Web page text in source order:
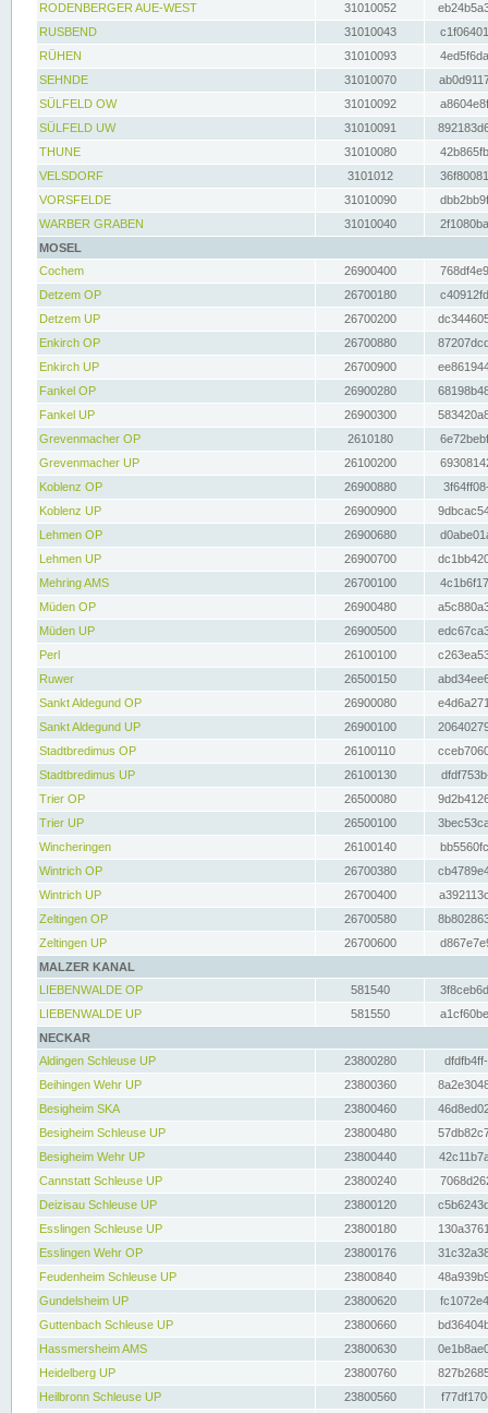
RODENBERGER AUE-WEST
31010052
RUSBEND
31010043
RÜHEN
31010093
SEHNDE
31010070
SÜLFELD OW
31010092
SÜLFELD UW
31010091
THUNE
31010080
VELSDORF
3101012
VORSFELDE
31010090
WARBER GRABEN
31010040
MOSEL
Cochem
26900400
Detzem OP
26700180
Detzem UP
26700200
Enkirch OP
26700880
Enkirch UP
26700900
Fankel OP
26900280
Fankel UP
26900300
Grevenmacher OP
2610180
Grevenmacher UP
26100200
Koblenz OP
26900880
Koblenz UP
26900900
Lehmen OP
26900680
Lehmen UP
26900700
Mehring AMS
26700100
Müden OP
26900480
Müden UP
26900500
Perl
26100100
Ruwer
26500150
Sankt Aldegund OP
26900080
Sankt Aldegund UP
26900100
Stadtbredimus OP
26100110
Stadtbredimus UP
26100130
Trier OP
26500080
Trier UP
26500100
Wincheringen
26100140
Wintrich OP
26700380
Wintrich UP
26700400
Zeltingen OP
26700580
Zeltingen UP
26700600
MALZER KANAL
LIEBENWALDE OP
581540
LIEBENWALDE UP
581550
NECKAR
Aldingen Schleuse UP
23800280
Beihingen Wehr UP
23800360
Besigheim SKA
23800460
Besigheim Schleuse UP
23800480
Besigheim Wehr UP
23800440
Cannstatt Schleuse UP
23800240
Deizisau Schleuse UP
23800120
Esslingen Schleuse UP
23800180
Esslingen Wehr OP
23800176
Feudenheim Schleuse UP
23800840
Gundelsheim UP
23800620
Guttenbach Schleuse UP
23800660
Hassmersheim AMS
23800630
Heidelberg UP
23800760
Heilbronn Schleuse UP
23800560